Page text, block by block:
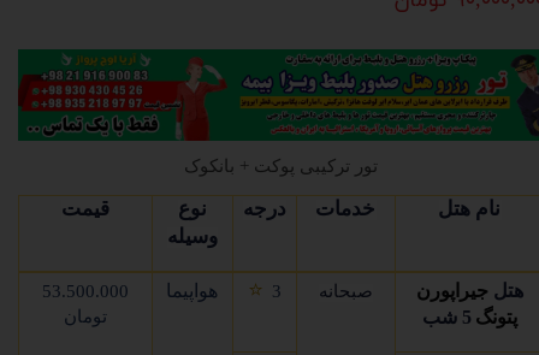
تور ترکیبی پوکت + بانکوک
نام هتل خدمات درجه
نوع
وسیله
قیمت
هتل جیراپورن
پتونگ 5 شب
صبحانه 3
⭐ هواپیما
53.500.000
تومان